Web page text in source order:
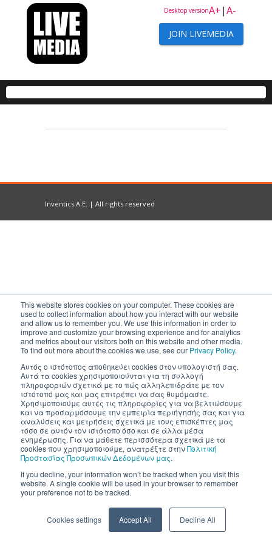
This website stores cookies on your computer. These cookies are
used to collect information about how you interact with our website
and allow us to remember you. We use this information in order to
improve and customize your browsing experience and for analytics
and metrics about our visitors both on this website and other media.
To find out more about the cookies we use, see our Privacy Policy.
Αυτός ο ιστότοπος αποθηκεύει cookies στον υπολογιστή σας.
Αυτά τα cookies χρησιμοποιούνται για τη συλλογή
πληροφοριών σχετικά με το πώς αλληλεπιδράτε με τον
ιστότοπό μας και μας επιτρέπει να σας θυμόμαστε.
Χρησιμοποιούμε αυτές τις πληροφορίες για να βελτιώσουμε
και να προσαρμόσουμε την εμπειρία περιήγησής σας και για
αναλύσεις και μετρήσεις σχετικά με τους επισκέπτες μας
τόσο σε αυτόν τον ιστότοπο όσο και σε άλλα μέσα
ενημέρωσης. Για να μάθετε περισσότερα σχετικά με τα
cookies που χρησιμοποιούμε, ανατρέξτε στηνΠολιτική
Προστασίας Προσωπικών Δεδομένων μας.
If you decline, your information won’t be tracked when you visit this
website. A single cookie will be used in your browser to remember
your preference not to be tracked.
Cookies settings Accept All Decline All
A+|A-
Desktop version
JOIN LIVEMEDIA
Inventics A.E. | All rights reserved